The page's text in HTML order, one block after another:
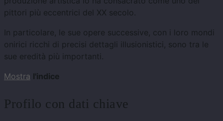
pittori più eccentrici del XX secolo.
In particolare, le sue opere successive, con i loro mondi
onirici ricchi di precisi dettagli illusionistici, sono tra le
sue eredità più importanti.
Mostra l'indice
Profilo con dati chiave